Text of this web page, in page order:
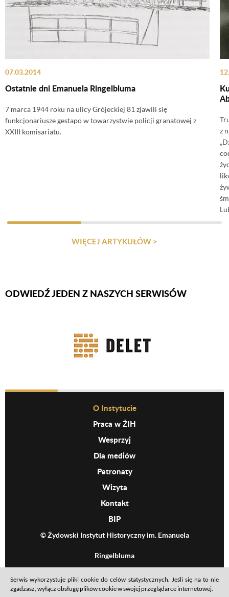
07.03.2014
Ostatnie dni Emanuela Ringelbluma
7 marca 1944 roku na ulicy Grójeckiej 81 zjawili się
funkcjonariusze gestapo w towarzystwie policji granatowej z
XXIII komisariatu.
z
WIĘCEJ ARTYKUŁÓW >
Firmy Rotator
ODWIEDŹ JEDEN Z NASZYCH SERWISÓW
Before Footer MenuO Instytucie
Praca w ŻIH
Wesprzyj
Dla mediów
Patronaty
Wizyta
Kontakt
BIP
© Żydowski Instytut Historyczny im. Emanuela
Ringelbluma
Footer menu
Mapa serwisu Polityka prywatności Deklaracja dostępności
Serwis wykorzystuje pliki cookie do celów statystycznych. Jeśli się na to nie
zgadzasz, wyłącz obsługę plików cookie w swojej przeglądarce internetowej.